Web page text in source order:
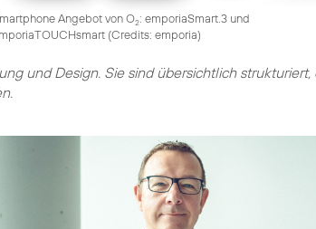
Angebot von O2: emporiaSmart.3 und
(Credits: emporia)
und Design. Sie sind übersichtlich strukturiert,